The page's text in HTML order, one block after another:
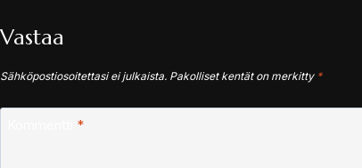
Vastaa
Sähköpostiosoitettasi ei julkaista. Pakolliset kentät on merkitty *
*